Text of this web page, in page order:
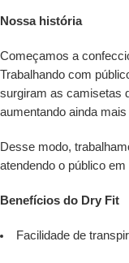
Nossa história
Começamos a
Trabalhando com
surgiram as camisetas
aumentando ainda
Desse modo,
atendendo o público em
Benefícios do Dry Fit
Facilidade de